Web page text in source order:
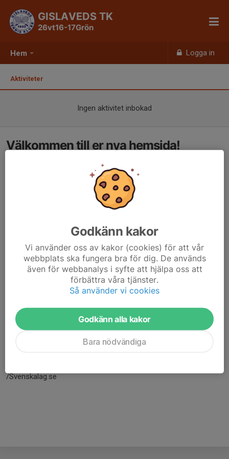
Hem Logga in
GISLAVEDS TK
26vt16-17Grön
Aktiviteter
Ingen aktivitet inbokad
Välkommen till er nya hemsida!
Här hamnar automatiskt de senaste nyheterna på hemsidan. För
att kunna börja administrera hemsidan loggar du in högst upp till
/Svenskalag.se
Godkänn kakor
Vi använder oss av kakor (cookies) för att vår
webbplats ska fungera bra för dig. De används
även för webbanalys i syfte att hjälpa oss att
förbättra våra tjänster.
Så använder vi cookies
Godkänn alla kakor
Bara nödvändiga